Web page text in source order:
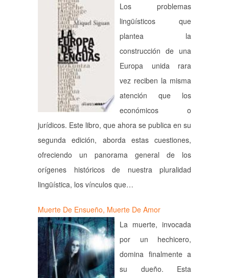
Los problemas
lingüísticos que
plantea la
construcción de una
Europa unida rara
vez reciben la misma
atención que los
económicos o
jurídicos. Este libro, que ahora se publica en su
segunda edición, aborda estas cuestiones,
ofreciendo un panorama general de los
orígenes históricos de nuestra pluralidad
lingüística, los vínculos que…
Muerte De Ensueño, Muerte De Amor
La muerte, invocada
por un hechicero,
domina finalmente a
su dueño. Esta